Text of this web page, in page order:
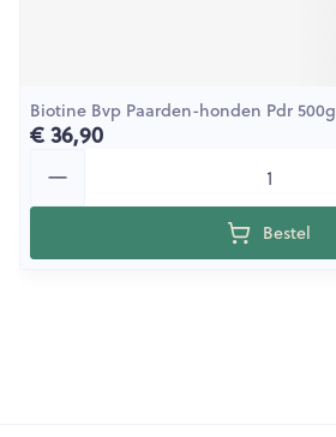
Biotine Bvp Paarden-honden Pdr 500g
€ 36,90
Bestel